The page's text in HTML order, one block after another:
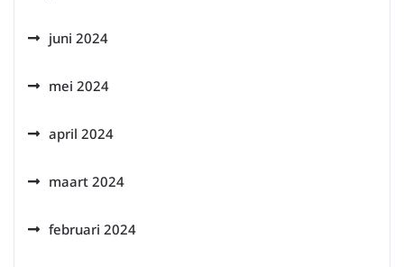
juni 2024
mei 2024
april 2024
maart 2024
februari 2024